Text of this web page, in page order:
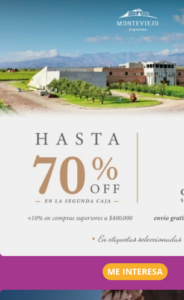
ME INTERESA